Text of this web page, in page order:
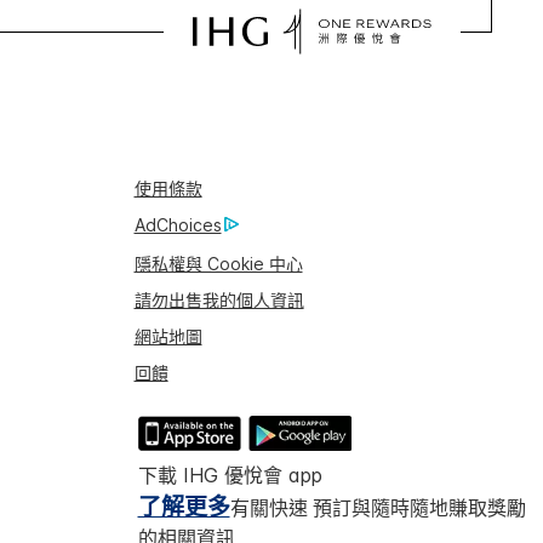
使用條款
AdChoices
隱私權與 Cookie 中心
請勿出售我的個人資訊
網站地圖
回饋
下載 IHG 優悅會 app
了解更多有關快速 預訂與隨時隨地賺取獎勵
的相關資訊